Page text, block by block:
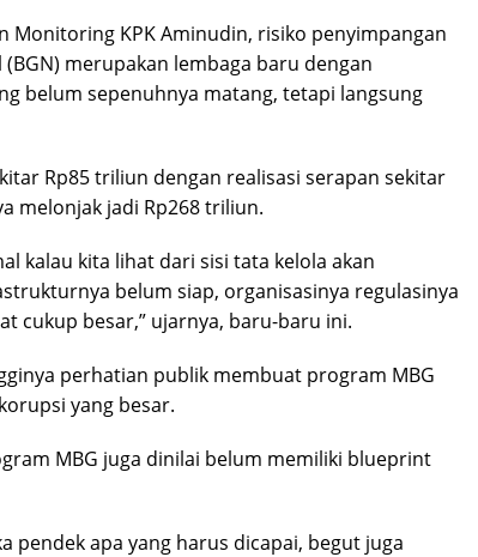
Monitoring KPK Aminudin, risiko penyimpangan
merupakan lembaga baru dengan
belum sepenuhnya matang, tetapi langsung
Rp85 triliun dengan realisasi serapan sekitar
melonjak jadi Rp268 triliun.
kalau kita lihat dari sisi tata kelola akan
belum siap, organisasinya regulasinya
cukup besar,” ujarnya, baru-baru ini.
perhatian publik membuat program MBG
yang besar.
MBG juga dinilai belum memiliki blueprint
pendek apa yang harus dicapai, begut juga